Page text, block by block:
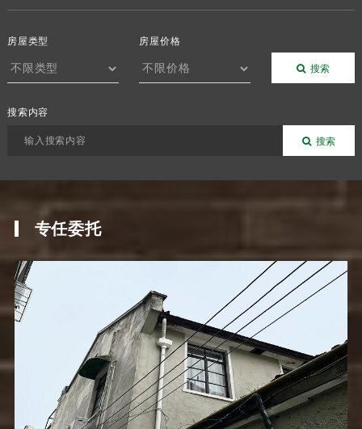
房屋类型 房屋价格
搜索
搜索内容
搜索
专任委托